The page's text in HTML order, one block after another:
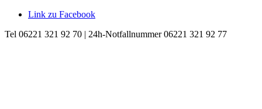
Link zu Facebook
Tel 06221 321 92 70 | 24h-Notfallnummer 06221 321 92 77